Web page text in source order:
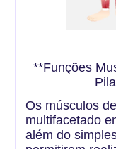
**Funções
Os músculos
multifacetado
além do